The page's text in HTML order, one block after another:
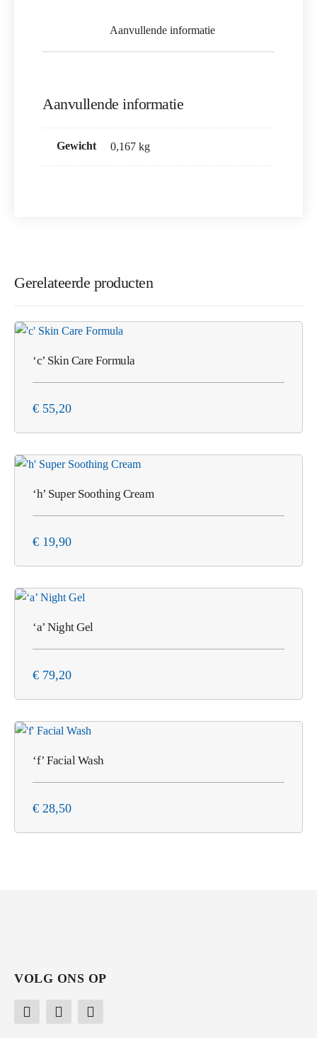
Aanvullende informatie
Aanvullende informatie
Gewicht 0,167 kg
Gerelateerde producten
‘c’ Skin Care Formula
€ 55,20
‘h’ Super Soothing Cream
€ 19,90
‘a’ Night Gel
€ 79,20
‘f’ Facial Wash
€ 28,50
VOLG ONS OP